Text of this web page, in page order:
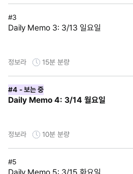
#3
Daily Memo 3: 3/13 일요일
정보라 15분 분량
#4 - 보는 중
Daily Memo 4: 3/14 월요일
정보라 10분 분량
#5